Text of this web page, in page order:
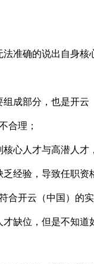
准确的说出自身
成部分，也是开
合理；
心人才与高潜人才
经验，导致任职
开云（中国）的
缺位，但是不知